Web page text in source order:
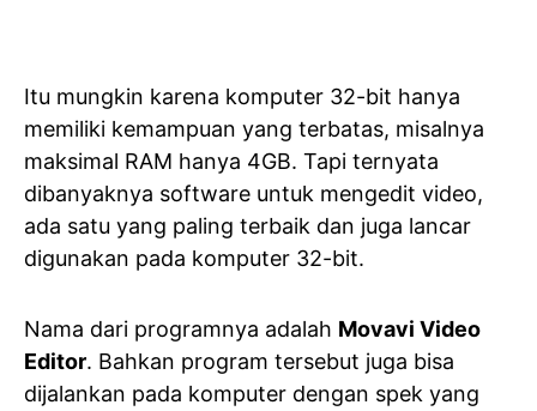
Itu mungkin karena komputer 32-bit hanya
memiliki kemampuan yang terbatas, misalnya
maksimal RAM hanya 4GB. Tapi ternyata
dibanyaknya software untuk mengedit video,
ada satu yang paling terbaik dan juga lancar
digunakan pada komputer 32-bit.
Nama dari programnya adalah Movavi Video
Editor. Bahkan program tersebut juga bisa
dijalankan pada komputer dengan spek yang